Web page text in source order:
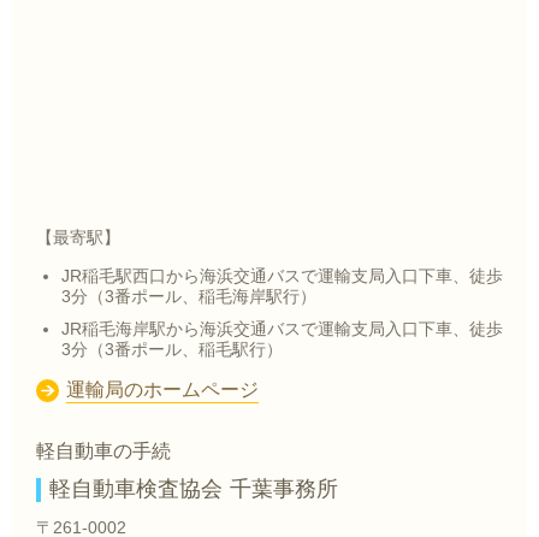
【最寄駅】
JR稲毛駅西口から海浜交通バスで運輸支局入口下車、徒歩
3分（3番ポール、稲毛海岸駅行）
JR稲毛海岸駅から海浜交通バスで運輸支局入口下車、徒歩
3分（3番ポール、稲毛駅行）
運輸局のホームページ
軽自動車の手続
軽自動車検査協会 千葉事務所
〒261-0002